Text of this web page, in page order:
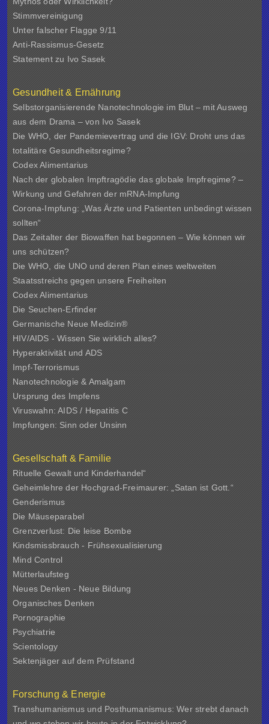
Stimmvereinigung
Unter falscher Flagge 9/11
Anti-Rassismus-Gesetz
Statement zu Ivo Sasek
Gesundheit & Ernährung
Selbstorganisierende Nanotechnologie im Blut – mit Ausweg
aus dem Drama – von Ivo Sasek
Die WHO, der Pandemievertrag und die IGV: Droht uns das
totalitäre Gesundheitsregime?
Codex Alimentarius
Nach der globalen Impftragödie das globale Impfregime? –
Wirkung und Gefahren der mRNA-Impfung
Corona-Impfung: „Was Ärzte und Patienten unbedingt wissen
sollten“
Das Zeitalter der Biowaffen hat begonnen – Wie können wir
uns schützen?
Die WHO, die UNO und deren Plan eines weltweiten
Staatsstreichs gegen unsere Freiheiten
Codex Alimentarius
Die Seuchen-Erfinder
Germanische Neue Medizin®
HIV/AIDS - Wissen Sie wirklich alles?
Hyperaktivität und ADS
Impf-Terrorismus
Nanotechnologie & Amalgam
Ursprung des Impfens
Viruswahn: AIDS / Hepatitis C
Impfungen: Sinn oder Unsinn
Gesellschaft & Familie
Rituelle Gewalt und Kinderhandel“
Geheimlehre der Hochgrad-Freimaurer: „Satan ist Gott.“
Genderismus
Die Mäuseparabel
Grenzverlust: Die leise Bombe
Kindsmissbrauch - Frühsexualisierung
Mind Control
Mütterlaufsteg
Neues Denken - Neue Bildung
Organisches Denken
Pornographie
Psychiatrie
Scientology
Sektenjäger auf dem Prüfstand
Forschung & Energie
Transhumanismus und Posthumanismus: Wer strebt danach